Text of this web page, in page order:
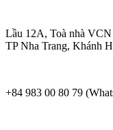
Lầu 12A, Toà nhà
TP Nha Trang, Khánh
+84 983 00 80 79